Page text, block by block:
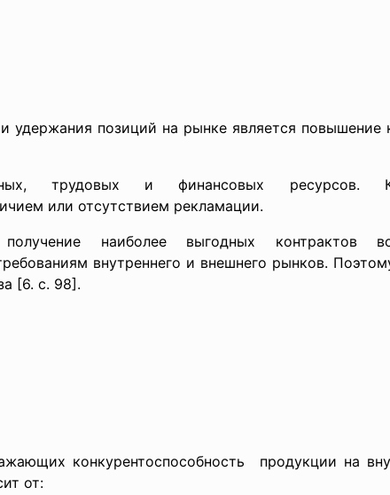
позиций на рынке является повышение
трудовых и финансовых ресурсов.
или отсутствием рекламации.
получение наиболее выгодных контрактов
внутреннего и внешнего рынков.
[6. с. 98].
конкурентоспособность продукции на
от: